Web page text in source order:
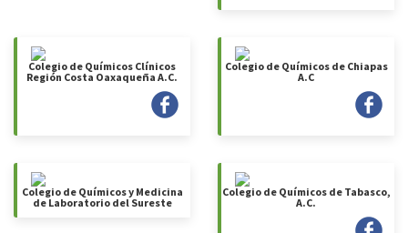
Colegio de Químicos Clínicos
Región Costa Oaxaqueña A.C.
Colegio de Químicos de Chiapas
A.C
Colegio de Químicos y Medicina
de Laboratorio del Sureste
Colegio de Químicos de Tabasco,
A.C.